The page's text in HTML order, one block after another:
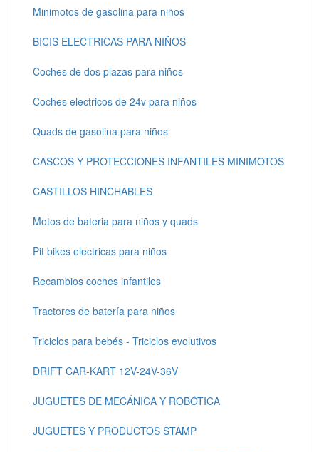
Minimotos de gasolina para niños
BICIS ELECTRICAS PARA NIÑOS
Coches de dos plazas para niños
Coches electricos de 24v para niños
Quads de gasolina para niños
CASCOS Y PROTECCIONES INFANTILES MINIMOTOS
CASTILLOS HINCHABLES
Motos de bateria para niños y quads
Pit bikes electricas para niños
Recambios coches infantiles
Tractores de batería para niños
Triciclos para bebés - Triciclos evolutivos
DRIFT CAR-KART 12V-24V-36V
JUGUETES DE MECÁNICA Y ROBÓTICA
JUGUETES Y PRODUCTOS STAMP